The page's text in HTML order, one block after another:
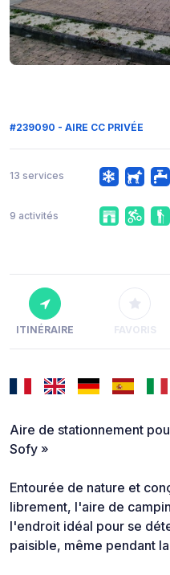
#239090 - AIRE CC PRIVÉE
13 services
9 activités
ITINÉRAIRE FAVORIS
Aire de stationnement
Sofy »
Entourée de nature et
librement, l'aire de
l'endroit idéal pour se
paisible, même pendant